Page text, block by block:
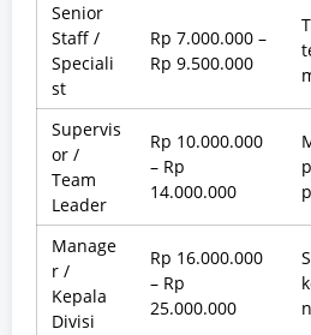
Senior
Staff /
Speciali
st
Rp 7.000.000 –
Rp 9.500.000
Supervis
or /
Team
Leader
Rp 10.000.000
– Rp
14.000.000
Manage
r /
Kepala
Divisi
Rp 16.000.000
– Rp
25.000.000